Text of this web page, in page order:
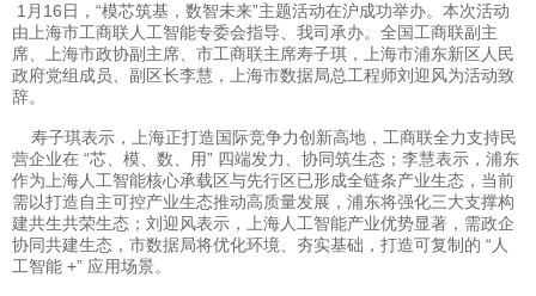
1月16日，“模芯筑基，数智未来”主题活动在沪成功举办。本次活动
由上海市工商联人工智能专委会指导、我司承办。全国工商联副主
席、上海市政协副主席、市工商联主席寿子琪，上海市浦东新区人民
政府党组成员、副区长李慧，上海市数据局总工程师刘迎风为活动致
辞。
寿子琪表示，上海正打造国际竞争力创新高地，工商联全力支持民
营企业在 “芯、模、数、用” 四端发力、协同筑生态；李慧表示，浦东
作为上海人工智能核心承载区与先行区已形成全链条产业生态，当前
需以打造自主可控产业生态推动高质量发展，浦东将强化三大支撑构
建共生共荣生态；刘迎风表示，上海人工智能产业优势显著，需政企
协同共建生态，市数据局将优化环境、夯实基础，打造可复制的 “人
工智能 +” 应用场景。